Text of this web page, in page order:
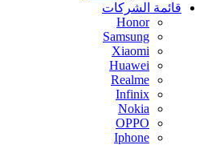
قائمة الشركات
Honor
Samsung
Xiaomi
Huawei
Realme
Infinix
Nokia
OPPO
Iphone